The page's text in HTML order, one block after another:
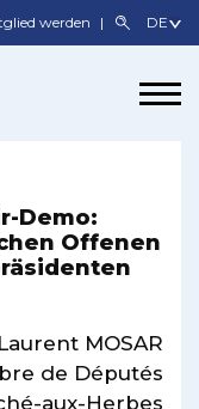
werden
Demo:
Offenen
MOSAR
de Députés
aux-Herbes